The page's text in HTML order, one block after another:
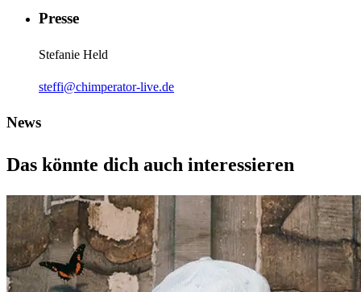
Presse
Stefanie Held
steffi@chimperator-live.de
News
Das könnte dich auch interessieren